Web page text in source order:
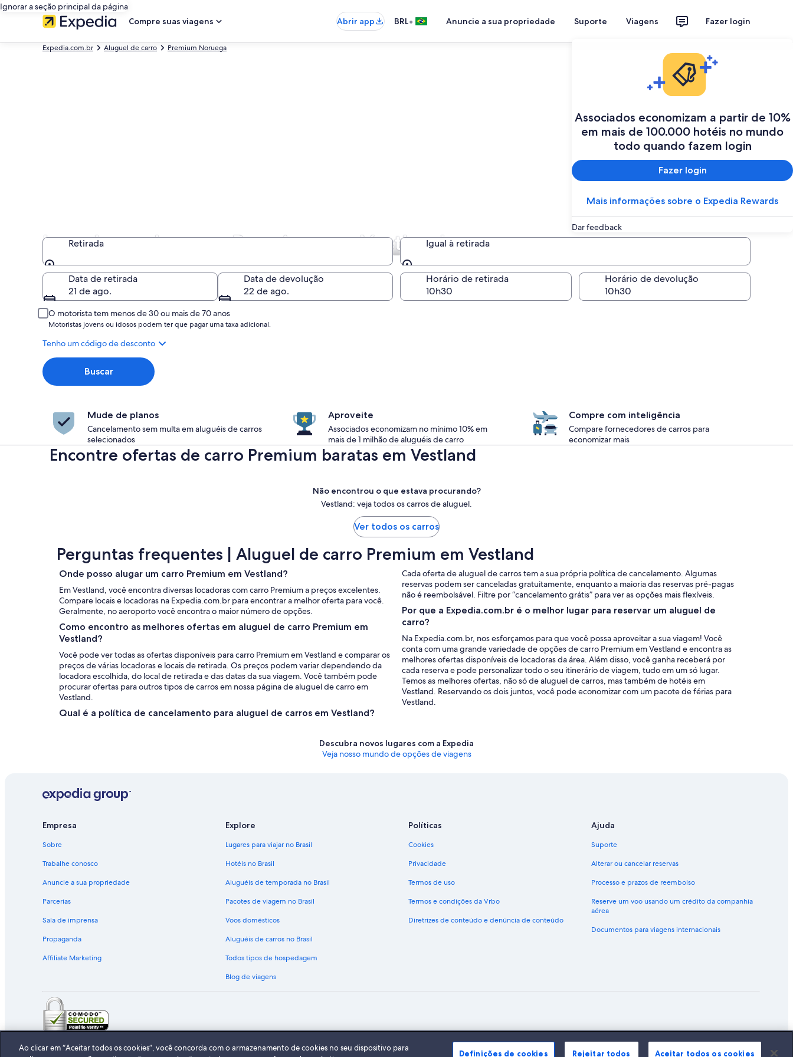
Ignorar a seção principal da página
Compre suas viagens
Abrir app BRL• Anuncie a sua propriedade Suporte Viagens Fazer login
Associados economizam a partir de 10%
em mais de 100.000 hotéis no mundo
todo quando fazem login
Fazer login
Mais informações sobre o Expedia Rewards
Dar feedback
Expedia.com.br Aluguel de carro Premium Noruega
Locadoras de carro Premium em Vestland
Retirada
Retirada
Igual à retirada
Igual à retirada
Data de retirada
21 de ago.
Data de devolução
22 de ago.
Horário de retirada Horário de devolução
O motorista tem menos de 30 ou mais de 70 anos
Motoristas jovens ou idosos podem ter que pagar uma taxa adicional.
Tenho um código de desconto
Buscar
Mude de planos
Cancelamento sem multa em aluguéis de carros
selecionados
Aproveite
Associados economizam no mínimo 10% em
mais de 1 milhão de aluguéis de carro
Compre com inteligência
Compare fornecedores de carros para
economizar mais
Encontre ofertas de carro Premium baratas em Vestland
Não encontrou o que estava procurando?
Vestland: veja todos os carros de aluguel.
Ver todos os carros
Perguntas frequentes | Aluguel de carro Premium em Vestland
Onde posso alugar um carro Premium em Vestland?
Em Vestland, você encontra diversas locadoras com carro Premium a preços excelentes.
Compare locais e locadoras na Expedia.com.br para encontrar a melhor oferta para você.
Geralmente, no aeroporto você encontra o maior número de opções.
Como encontro as melhores ofertas em aluguel de carro Premium em
Vestland?
Você pode ver todas as ofertas disponíveis para carro Premium em Vestland e comparar os
preços de várias locadoras e locais de retirada. Os preços podem variar dependendo da
locadora escolhida, do local de retirada e das datas da sua viagem. Você também pode
procurar ofertas para outros tipos de carros em nossa página de aluguel de carro em
Vestland.
Qual é a política de cancelamento para aluguel de carros em Vestland?
Cada oferta de aluguel de carros tem a sua própria política de cancelamento. Algumas
reservas podem ser canceladas gratuitamente, enquanto a maioria das reservas pré-pagas
não é reembolsável. Filtre por “cancelamento grátis” para ver as opções mais flexíveis.
Por que a Expedia.com.br é o melhor lugar para reservar um aluguel de
carro?
Na Expedia.com.br, nos esforçamos para que você possa aproveitar a sua viagem! Você
conta com uma grande variedade de opções de carro Premium em Vestland e encontra as
melhores ofertas disponíveis de locadoras da área. Além disso, você ganha receberá por
cada reserva e pode personalizar todo o seu itinerário de viagem, tudo em um só lugar.
Temos as melhores ofertas, não só de aluguel de carros, mas também de hotéis em
Vestland. Reservando os dois juntos, você pode economizar com um pacote de férias para
Vestland.
Descubra novos lugares com a Expedia
Veja nosso mundo de opções de viagens
Empresa
Sobre
Trabalhe conosco
Anuncie a sua propriedade
Parcerias
Sala de imprensa
Propaganda
Affiliate Marketing
Explore
Lugares para viajar no Brasil
Hotéis no Brasil
Aluguéis de temporada no Brasil
Pacotes de viagem no Brasil
Voos domésticos
Aluguéis de carros no Brasil
Todos tipos de hospedagem
Blog de viagens
Políticas
Cookies
Privacidade
Termos de uso
Termos e condições da Vrbo
Diretrizes de conteúdo e denúncia de conteúdo
Ajuda
Suporte
Alterar ou cancelar reservas
Processo e prazos de reembolso
Reserve um voo usando um crédito da companhia
aérea
Documentos para viagens internacionais
© 2026 Expedia, Inc., uma empresa do Expedia Group. Todos os direitos reservados Expedia e o logotipo da Expedia são marcas registradas da Expedia, Inc.
Ao clicar em “Aceitar todos os cookies”, você concorda com o armazenamento de cookies no seu dispositivo para
Definições de cookies Rejeitar todos Aceitar todos os cookies